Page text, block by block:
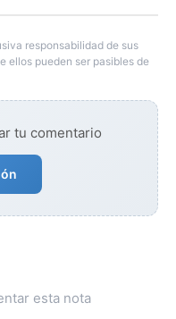
responsabilidad de sus
ellos pueden ser pasibles de
tu comentario
esta nota